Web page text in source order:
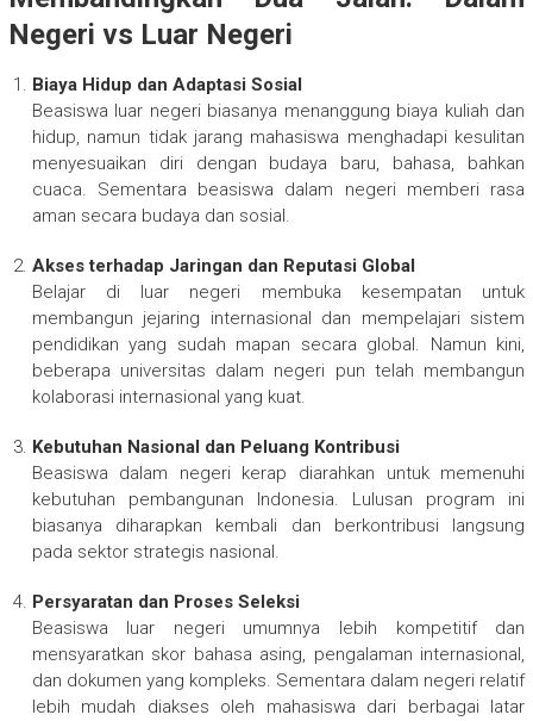
Negeri vs Luar Negeri
Biaya Hidup dan Adaptasi Sosial
Beasiswa luar negeri biasanya menanggung biaya kuliah dan
hidup, namun tidak jarang mahasiswa menghadapi kesulitan
menyesuaikan diri dengan budaya baru, bahasa, bahkan
cuaca. Sementara beasiswa dalam negeri memberi rasa
aman secara budaya dan sosial.
Akses terhadap Jaringan dan Reputasi Global
Belajar di luar negeri membuka kesempatan untuk
membangun jejaring internasional dan mempelajari sistem
pendidikan yang sudah mapan secara global. Namun kini,
beberapa universitas dalam negeri pun telah membangun
kolaborasi internasional yang kuat.
Kebutuhan Nasional dan Peluang Kontribusi
Beasiswa dalam negeri kerap diarahkan untuk memenuhi
kebutuhan pembangunan Indonesia. Lulusan program ini
biasanya diharapkan kembali dan berkontribusi langsung
pada sektor strategis nasional.
Persyaratan dan Proses Seleksi
Beasiswa luar negeri umumnya lebih kompetitif dan
mensyaratkan skor bahasa asing, pengalaman internasional,
dan dokumen yang kompleks. Sementara dalam negeri relatif
lebih mudah diakses oleh mahasiswa dari berbagai latar